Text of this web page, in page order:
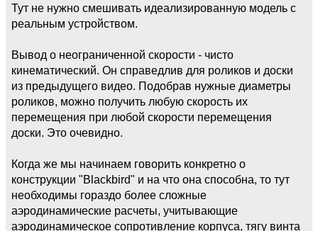
Тут не нужно смешивать идеализированную модель с
реальным устройством.
Вывод о неограниченной скорости - чисто
кинематический. Он справедлив для роликов и доски
из предыдущего видео. Подобрав нужные диаметры
роликов, можно получить любую скорость их
перемещения при любой скорости перемещения
доски. Это очевидно.
Когда же мы начинаем говорить конкретно о
конструкции "Blackbird" и на что она способна, то тут
необходимы гораздо более сложные
аэродинамические расчеты, учитывающие
аэродинамическое сопротивление корпуса, тягу винта